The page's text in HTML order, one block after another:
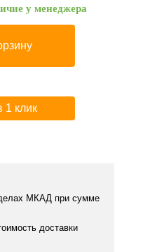
у менеджера
1 клик
МКАД при сумме
доставки